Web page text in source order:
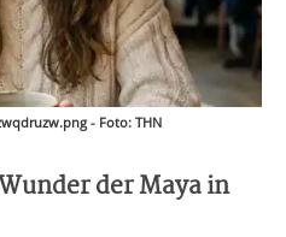
- Foto: THN
der Maya in